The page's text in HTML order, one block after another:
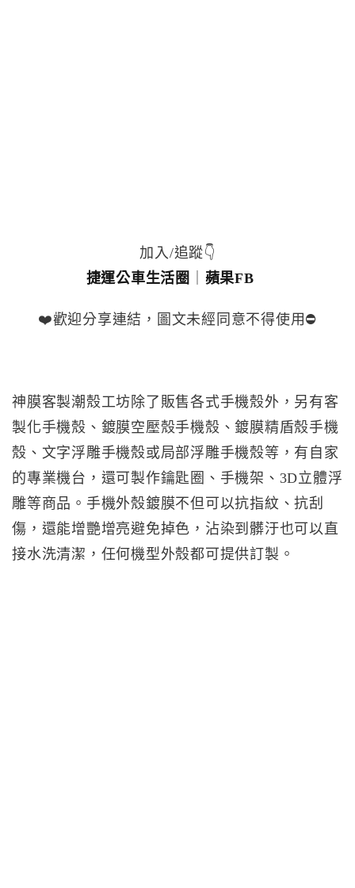
加入/追蹤👇
捷運公車生活圈
蘋果FB
❤️歡迎分享連結，圖文未經同意不得使用⛔️
神膜客製潮殼工坊除了販售各式手機殼外，另有客
製化手機殼、鍍膜空壓殼手機殼、鍍膜精盾殼手​機
殼、文字浮雕手機殼或局部浮雕手機殼等，有自家
的專業機台，還可製作鑰匙圈、手機架、3D立體浮
雕等商品。手機外殼鍍膜不但可以抗指紋、抗刮
傷，還能增艷增亮避免掉色，沾染到髒汙也可以直
接水洗清潔，任何機型外殼都可提供訂製。